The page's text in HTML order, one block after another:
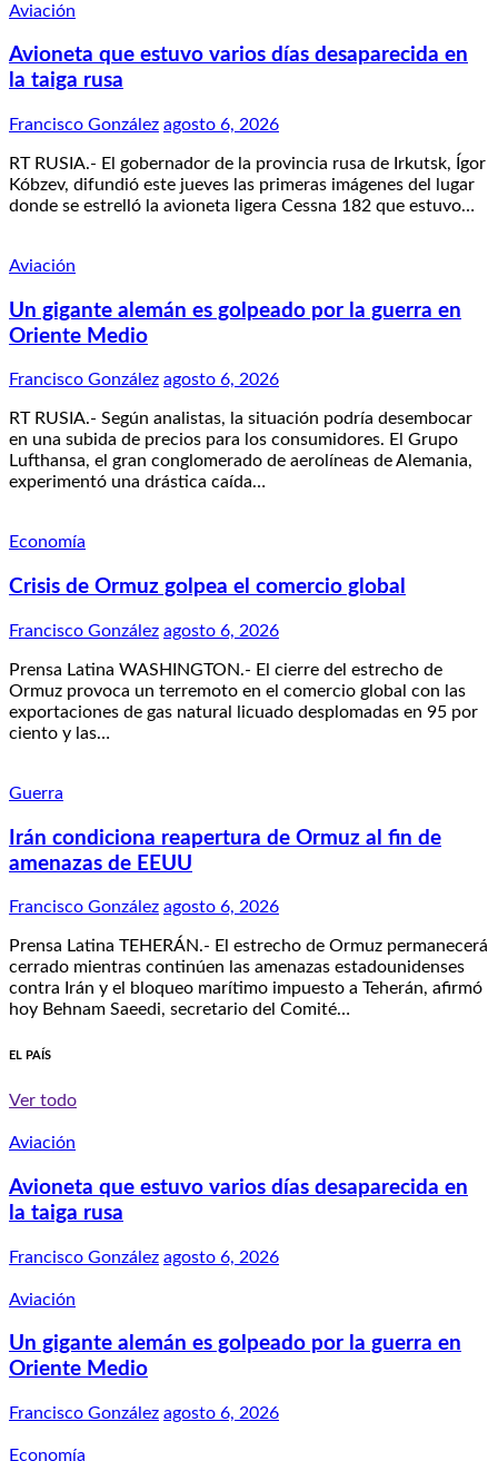
Aviación
Avioneta que estuvo varios días desaparecida en
la taiga rusa
Francisco González agosto 6, 2026
RT RUSIA.- El gobernador de la provincia rusa de Irkutsk, Ígor
Kóbzev, difundió este jueves las primeras imágenes del lugar
donde se estrelló la avioneta ligera Cessna 182 que estuvo…
Aviación
Un gigante alemán es golpeado por la guerra en
Oriente Medio
Francisco González agosto 6, 2026
RT RUSIA.- Según analistas, la situación podría desembocar
en una subida de precios para los consumidores. El Grupo
Lufthansa, el gran conglomerado de aerolíneas de Alemania,
experimentó una drástica caída…
Economía
Crisis de Ormuz golpea el comercio global
Francisco González agosto 6, 2026
Prensa Latina WASHINGTON.- El cierre del estrecho de
Ormuz provoca un terremoto en el comercio global con las
exportaciones de gas natural licuado desplomadas en 95 por
ciento y las…
Guerra
Irán condiciona reapertura de Ormuz al fin de
amenazas de EEUU
Francisco González agosto 6, 2026
Prensa Latina TEHERÁN.- El estrecho de Ormuz permanecerá
cerrado mientras continúen las amenazas estadounidenses
contra Irán y el bloqueo marítimo impuesto a Teherán, afirmó
hoy Behnam Saeedi, secretario del Comité…
EL PAÍS
Ver todo
Aviación
Avioneta que estuvo varios días desaparecida en
la taiga rusa
Francisco González agosto 6, 2026
Aviación
Un gigante alemán es golpeado por la guerra en
Oriente Medio
Francisco González agosto 6, 2026
Economía